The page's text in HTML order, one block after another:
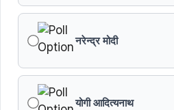
तेंदुए के अवैध शिकार एवं तस्करी मामले
शिकारी को किया गिरफ्तार
को मिला आईएसओ प्रमाणीकरण
नरेन्द्र मोदी
योगी आदित्यनाथ